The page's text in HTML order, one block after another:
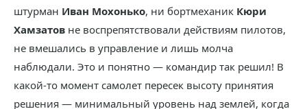
штурман Иван Мохонько, ни бортмеханик Кюри
Хамзатов не воспрепятствовали действиям пилотов,
не вмешались в управление и лишь молча
наблюдали. Это и понятно — командир так решил! В
какой-то момент самолет пересек высоту принятия
решения — минимальный уровень над землей, когда